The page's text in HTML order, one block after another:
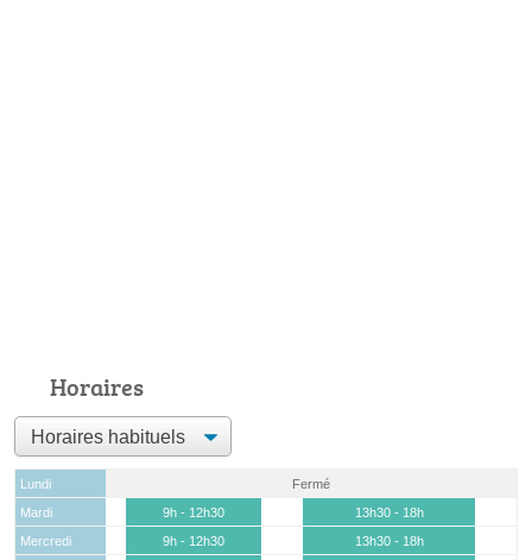
Horaires
Lundi
Fermé
Mardi
9h - 12h30
13h30 - 18h
Mercredi
9h - 12h30
13h30 - 18h